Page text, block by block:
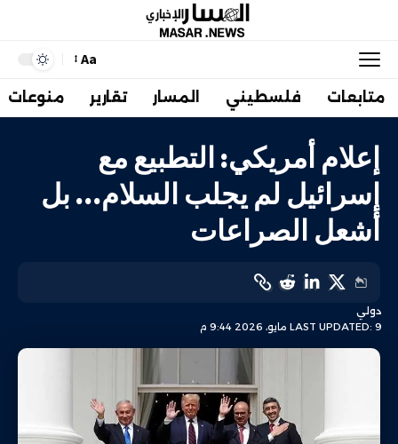
Aa
متابعات فلسطيني المسار تقارير منوعات
إعلام أمريكي: التطبيع مع
إسرائيل لم يجلب السلام… بل
أشعل الصراعات
LAST UPDATED: 9 مايو، 2026 9:44 م
دولي